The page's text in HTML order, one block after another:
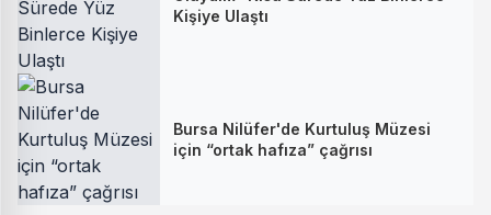
Kişiye Ulaştı
Bursa Nilüfer'de Kurtuluş Müzesi
için “ortak hafıza” çağrısı